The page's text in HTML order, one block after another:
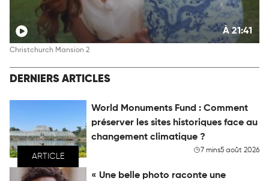
À 21:41
Christchurch Mansion 2
DERNIERS ARTICLES
ARTICLE
World Monuments Fund : Comment
préserver les sites historiques face au
changement climatique ?
7 mins5 août 2026
« Une belle photo raconte une